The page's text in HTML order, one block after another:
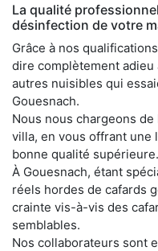
La qualité
désinfection de votre
Grâce à nos
dire complètement
autres nuisibles qui
Gouesnach.
Nous nous chargeons
villa, en vous offrant une
bonne qualité supérieure.
À Gouesnach, étant
réels hordes de cafards
crainte vis-à-vis des
semblables.
Nos collaborateurs sont